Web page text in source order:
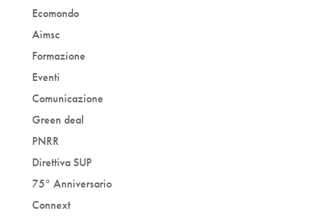
Ecomondo
Aimsc
Formazione
Eventi
Comunicazione
Green deal
PNRR
Direttiva SUP
75° Anniversario
Connext